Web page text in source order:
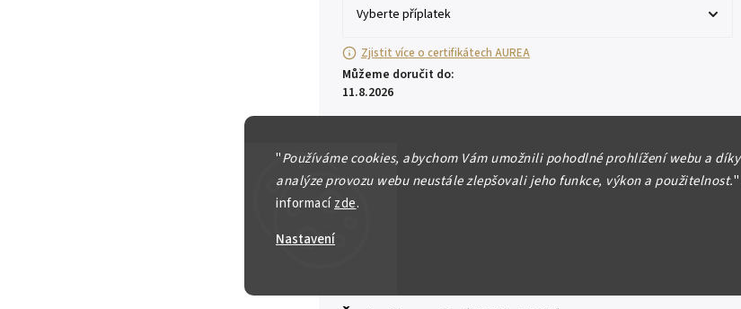
"Používáme cookies, abychom Vám umožnili pohodlné prohlížení webu a díky
analýze provozu webu neustále zlepšovali jeho funkce, výkon a použitelnost."
informacízde.
Nastavení
Zjistit více o certifikátech AUREA
Můžeme doručit do:
11.8.2026